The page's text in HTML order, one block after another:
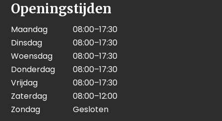
Openingstijden
Maandag
08:00–17:30
Dinsdag
08:00–17:30
Woensdag
08:00–17:30
Donderdag
08:00–17:30
Vrijdag
08:00–17:30
Zaterdag
08:00–12:00
Zondag
Gesloten